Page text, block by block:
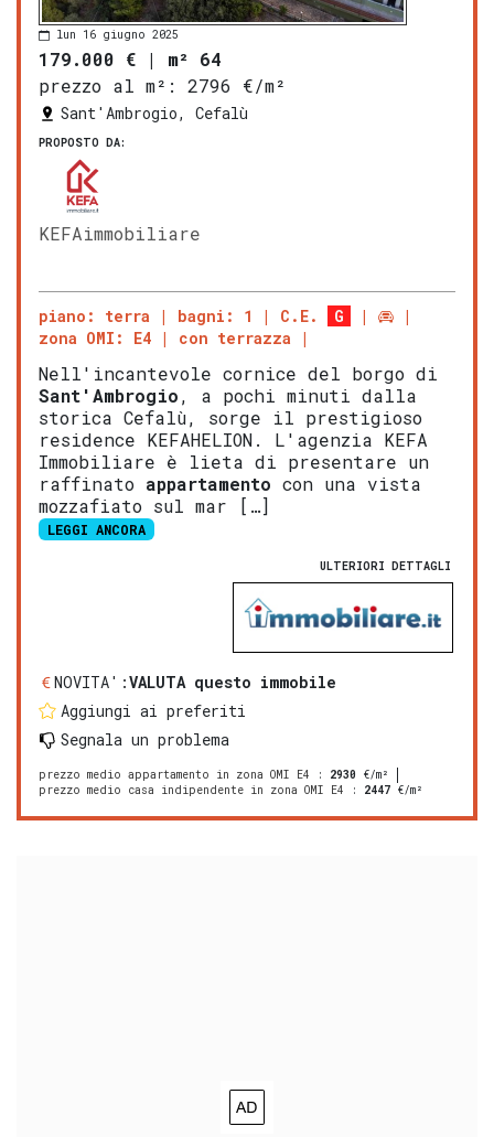
lun 16 giugno 2025
179.000 € | m² 64
prezzo al m²:
2796 €/m²
Sant'Ambrogio, Cefalù
PROPOSTO DA:
KEFAimmobiliare
piano: terra bagni: 1 C.E.
G
zona OMI: E4
con terrazza
Nell'incantevole cornice del borgo di
Sant'Ambrogio, a pochi minuti dalla
storica Cefalù, sorge il prestigioso
residence KEFAHELION. L'agenzia KEFA
Immobiliare è lieta di presentare un
raffinato appartamento con una vista
mozzafiato sul mar […]
LEGGI ANCORA
ULTERIORI DETTAGLI
NOVITA':VALUTA questo immobile
Aggiungi ai preferiti
Segnala un problema
prezzo medio appartamento in zona OMI E4 : 2930 €/m²
prezzo medio casa indipendente in zona OMI E4 : 2447 €/m²